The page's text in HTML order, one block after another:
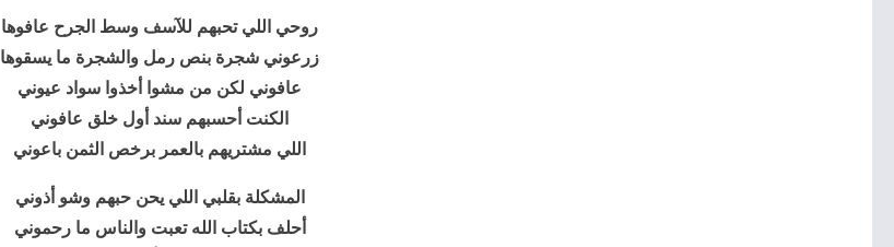
روحي اللي تحبهم للآسف وسط الجرح عافوها
زرعوني شجرة بنص رمل والشجرة ما يسقوها
عافوني لكن من مشوا أخذوا سواد عيوني
الكنت أحسبهم سند أول خلق عافوني
اللي مشتريهم بالعمر برخص الثمن باعوني
المشكلة بقلبي اللي يحن حبهم وشو أذوني
أحلف بكتاب الله تعبت والناس ما رحموني